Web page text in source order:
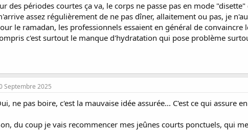
des périodes courtes ça va, le corps ne passe pas en mode
assez régulièrement de ne pas dîner, allaitement ou pas, je
le ramadan, les professionnels essaient en général de
c'est surtout le manque d'hydratation qui pose problème
Septembre 2025
ne pas boire, c'est la mauvaise idée assurée... C'est ce qui assure
du coup je vais recommencer mes jeûnes courts ponctuels, qui